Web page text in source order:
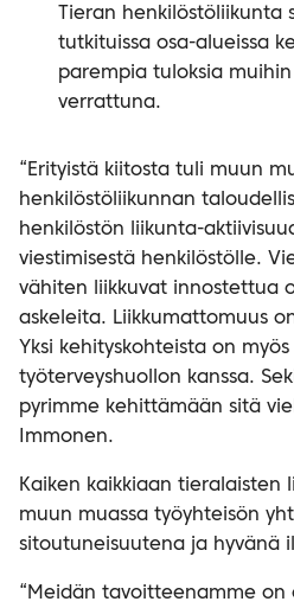
Tieran henkilöstöliikunta
tutkituissa osa-alueissa
parempia tuloksia
verrattuna.
“Erityistä kiitosta tuli muun
henkilöstöliikunnan
henkilöstön liikunta-
viestimisestä henkilöstölle.
vähiten liikkuvat innostettua
askeleita. Liikkumattomuus
Yksi kehityskohteista on
työterveyshuollon kanssa.
pyrimme kehittämään sitä
Immonen.
Kaiken kaikkiaan tieralaisten
muun muassa työyhteisön
sitoutuneisuutena ja hyvänä
“Meidän tavoitteenamme on